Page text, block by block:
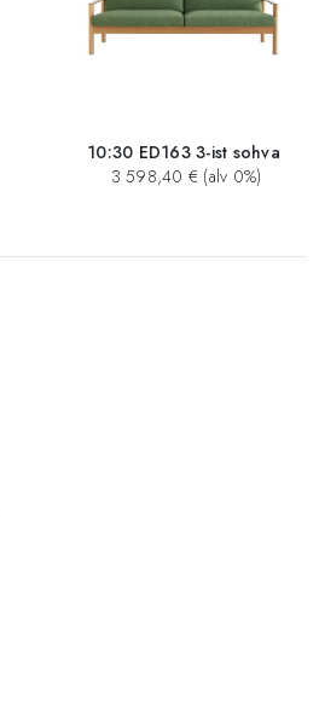
10:30 ED163 3-ist sohva
3 598,40 € (alv 0%)